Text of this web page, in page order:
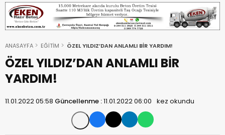
ANASAYFA EĞİTİM ÖZEL YILDIZ’DAN ANLAMLI BİR YARDIM!
ÖZEL YILDIZ’DAN ANLAMLI BİR
YARDIM!
11.01.2022 05:58 Güncellenme :11.01.2022 06:00 kez okundu